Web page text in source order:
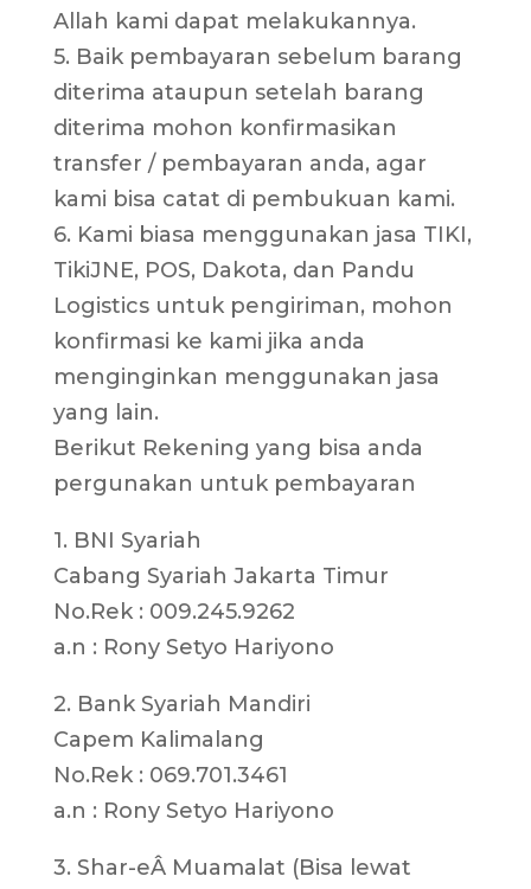
Allah kami dapat melakukannya.
5. Baik pembayaran sebelum barang
diterima ataupun setelah barang
diterima mohon konfirmasikan
transfer / pembayaran anda, agar
kami bisa catat di pembukuan kami.
6. Kami biasa menggunakan jasa TIKI,
TikiJNE, POS, Dakota, dan Pandu
Logistics untuk pengiriman, mohon
konfirmasi ke kami jika anda
menginginkan menggunakan jasa
yang lain.
Berikut Rekening yang bisa anda
pergunakan untuk pembayaran
1. BNI Syariah
Cabang Syariah Jakarta Timur
No.Rek : 009.245.9262
a.n : Rony Setyo Hariyono
2. Bank Syariah Mandiri
Capem Kalimalang
No.Rek : 069.701.3461
a.n : Rony Setyo Hariyono
3. Shar-eÂ Muamalat (Bisa lewat